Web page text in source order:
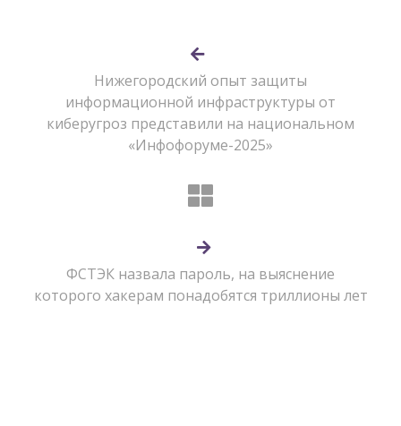
Нижегородский опыт защиты
информационной инфраструктуры от
киберугроз представили на национальном
«Инфофоруме-2025»
ФСТЭК назвала пароль, на выяснение
которого хакерам понадобятся триллионы лет